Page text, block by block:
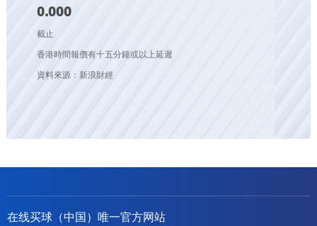
0.000
截止
香港時間報價有十五分鐘或以上延遲
資料來源：新浪財經
在线买球（中国）唯一官方网站